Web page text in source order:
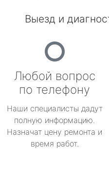
Выезд и
Любой вопрос
по телефону
Наши специалисты дадут
полную информацию.
Назначат цену ремонта и
время работ.